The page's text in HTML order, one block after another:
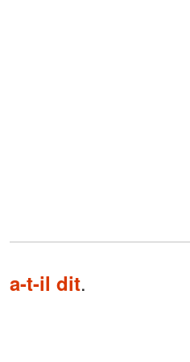
a-t-il dit.